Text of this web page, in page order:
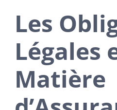
Les
Légales
Matière